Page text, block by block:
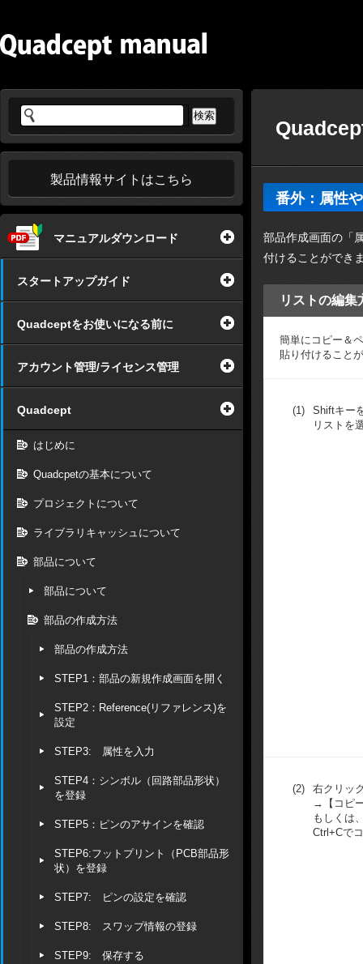
製品情報サイトはこちら
マニュアルダウンロード
スタートアップガイド
Quadceptをお使いになる前に
アカウント管理/ライセンス管理
Quadcept
はじめに
Quadcpetの基本について
プロジェクトについて
ライブラリキャッシュについて
部品について
部品について
部品の作成方法
部品の作成方法
STEP1：部品の新規作成画面を開く
STEP2：Reference(リファレンス)を
設定
STEP3: 属性を入力
STEP4：シンボル（回路部品形状）
を登録
STEP5：ピンのアサインを確認
STEP6:フットプリント（PCB部品形
状）を登録
STEP7: ピンの設定を確認
STEP8: スワップ情報の登録
STEP9: 保存する
番外：属性
部品作成画面の「
付けることができ
リストの編集
簡単にコピー＆
貼り付けること
(1)
Shiftキー
リストを
(2)
右クリッ
→【コピ
もしくは
Ctrl+Cで